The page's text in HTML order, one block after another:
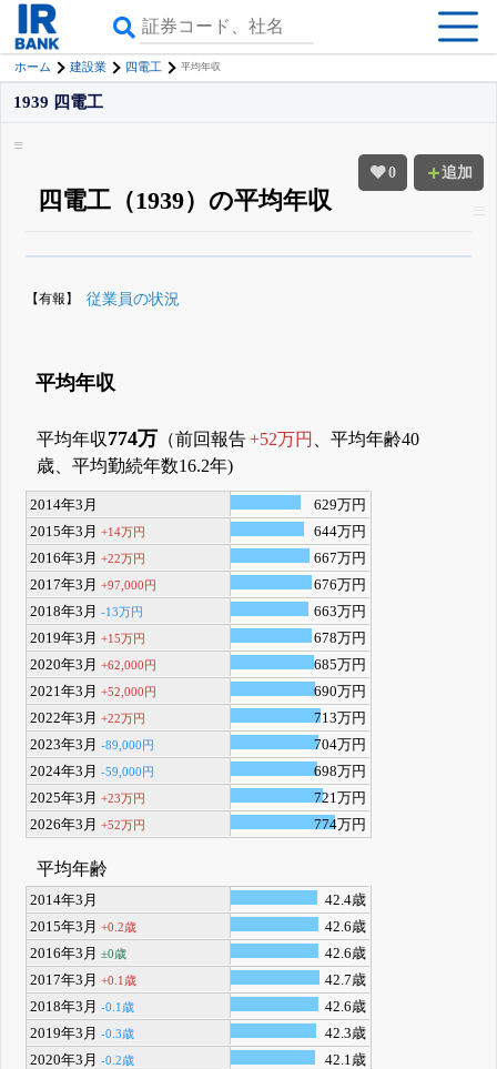
ホーム 建設業 四電工 平均年収
0 追加
1939 四電工
四電工（1939）の平均年収
く追える
無料でβ版をはじめる
【有報】 従業員の状況
平均年収
平均年収774万 （前回報告+52万円
、平均年齢40
歳、平均勤続年数16.2年)
2014年3月
629万円
2015年3月+14万円
644万円
2016年3月+22万円
667万円
2017年3月+97,000円
676万円
2018年3月-13万円
663万円
2019年3月+15万円
678万円
2020年3月+62,000円
685万円
2021年3月+52,000円
690万円
2022年3月+22万円
713万円
2023年3月-89,000円
704万円
2024年3月-59,000円
698万円
2025年3月+23万円
721万円
2026年3月+52万円 774万円
平均年齢
2014年3月
42.4歳
2015年3月+0.2歳
42.6歳
2016年3月±0歳
42.6歳
2017年3月+0.1歳
42.7歳
2018年3月-0.1歳
42.6歳
2019年3月-0.3歳
42.3歳
2020年3月-0.2歳
42.1歳